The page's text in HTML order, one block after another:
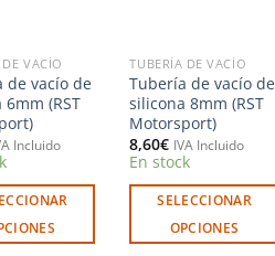
VACÍO
de vacío de
(RST
Incluido
TUBERÍA DE VACÍO
Tubería de vacío de
silicona 8mm (RST
Motorsport)
8,60€ IVA Incluido
En stock
SELECCIONAR
OPCIONES